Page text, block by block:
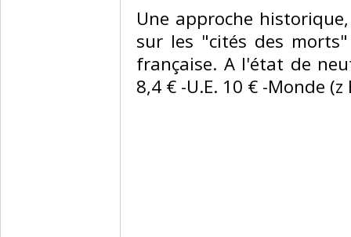
‎Une approche
sur les "cités des
française. A l'état de
8,4 € -U.E. 10 € -Monde (z